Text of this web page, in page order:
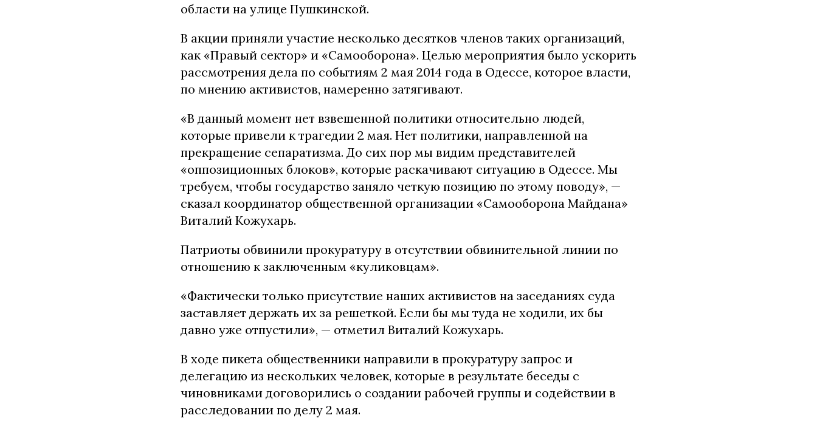
области на улице Пушкинской.
В акции приняли участие несколько десятков членов таких организаций,
как «Правый сектор» и «Самооборона». Целью мероприятия было ускорить
рассмотрения дела по событиям 2 мая 2014 года в Одессе, которое власти,
по мнению активистов, намеренно затягивают.
«В данный момент нет взвешенной политики относительно людей,
которые привели к трагедии 2 мая. Нет политики, направленной на
прекращение сепаратизма. До сих пор мы видим представителей
«оппозиционных блоков», которые раскачивают ситуацию в Одессе. Мы
требуем, чтобы государство заняло четкую позицию по этому поводу», —
сказал координатор общественной организации «Самооборона Майдана»
Виталий Кожухарь.
Патриоты обвинили прокуратуру в отсутствии обвинительной линии по
отношению к заключенным «куликовцам».
«Фактически только присутствие наших активистов на заседаниях суда
заставляет держать их за решеткой. Если бы мы туда не ходили, их бы
давно уже отпустили», — отметил Виталий Кожухарь.
В ходе пикета общественники направили в прокуратуру запрос и
делегацию из нескольких человек, которые в результате беседы с
чиновниками договорились о создании рабочей группы и содействии в
расследовании по делу 2 мая.